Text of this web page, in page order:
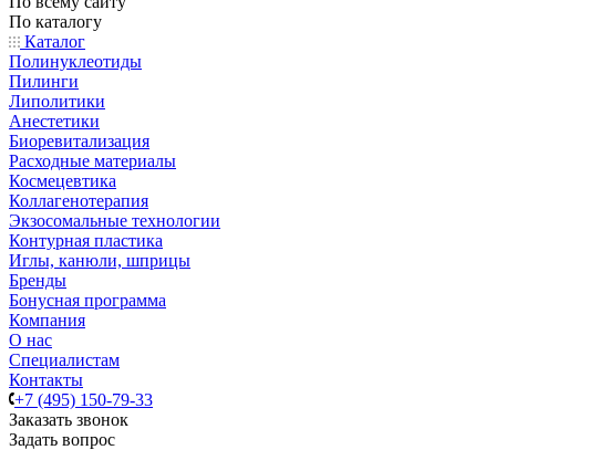
По каталогу
Каталог
Полинуклеотиды
Пилинги
Липолитики
Анестетики
Биоревитализация
Расходные материалы
Космецевтика
Коллагенотерапия
Экзосомальные технологии
Контурная пластика
Иглы, канюли, шприцы
Бренды
Бонусная программа
Компания
О нас
Специалистам
Контакты
+7 (495) 150-79-33
Заказать звонок
Задать вопрос